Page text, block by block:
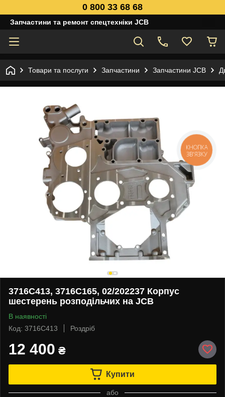
0 800 33 68 68
Запчастини та ремонт спецтехніки JCB
Товари та послуги Запчастини Запчастини JCB
3716C413, 3716C165, 02/202237 Корпус
шестерень розподільчих на JCB
В наявності
Код: 3716C413
Роздріб
12 400 ₴
Купити
або
КНОПКА
ЗВ'ЯЗКУ